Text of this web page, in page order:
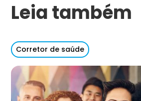
Leia também
Corretor de saúde